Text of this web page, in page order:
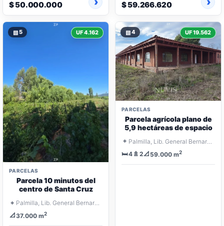
$ 50.000.000 $ 59.266.620
▧5 UF 4.162
PARCELAS
Parcela 10 minutos del
centro de Santa Cruz
⌖
Palmilla, Lib. General Bernardo O'Higgins
📐37.000 m2
▧4 UF 19.562
PARCELAS
Parcela agrícola plano de
5,9 hectáreas de espacio
⌖
Palmilla, Lib. General Bernardo O'Higgins
🛏️4 🚿 2📐 59.000 m2